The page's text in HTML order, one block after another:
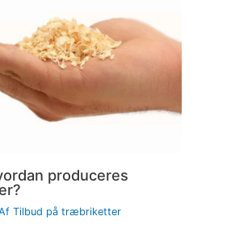
produceres
Tilbud på træbriketter